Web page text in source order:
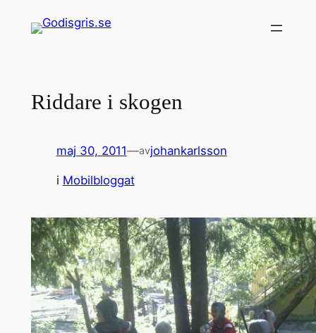
Riddare i skogen
maj 30, 2011—avjohankarlsson
i Mobilbloggat